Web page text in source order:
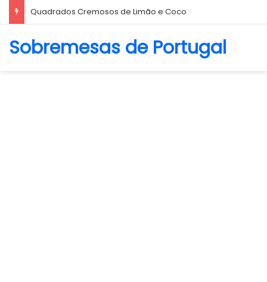
Biscoito Amanteigado
Sobremesas de Portugal